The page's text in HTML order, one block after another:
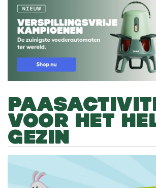
VOOR HET
GEZIN